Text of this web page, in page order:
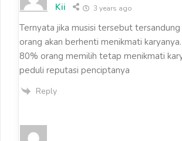
Kii 3 years ago
Ternyata jika musisi tersebut
orang akan berhenti menikmati
80% orang memilih tetap menikmati
peduli reputasi penciptanya
Reply